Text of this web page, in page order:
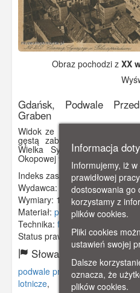
Obraz pochodzi z XX
Gdańsk, Podwale
Graben
Widok ze 100 m na obecne
gęstą zabudowę Starego
Wielka Synagoga. Za
Okopowej 9.
Indeks zasobu:GSP00660
Wydawca:
W. F. Burau, Danzig
Wymiary: 138 x 86 mm
Materiał: pocztówka
Technika: fotografia czarno-biała
Status prawny:Użycie
Słowa kluczowe:
podwale przedmiejskie ,
lotnicze,
Informacja
Informujemy, iż
prawidłowej
dostosowania go
korzystamy z
plików cookies.
Pliki cookies
ustawień swojej
Dalsze
oznacza, że
plików cookies.